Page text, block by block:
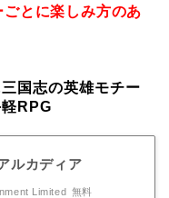
とに楽しみ方のあ
国志の英雄モチー
RPG
ルカディア
Limited 無料